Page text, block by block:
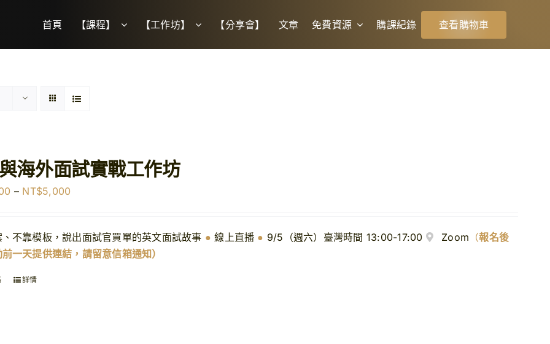
首頁 【課程】 【工作坊】 【分享會】 文章 免費資源 購課紀錄 查看購物車
海外面試實戰工作坊
– NT$5,000
圍：
NT$3,000
不靠模板，說出面試官買單的英文面試故事 ● 線上直播 ● 9/5（週六）臺灣時間 13:00-17:00 Zoom （報名後
一天提供連結，請留意信箱通知）
詳情